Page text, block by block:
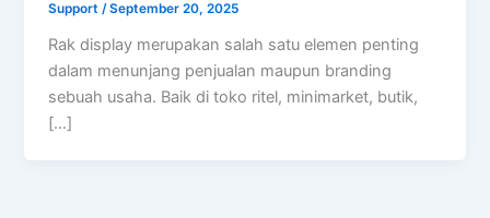
Support/September 20, 2025
Rak display merupakan salah satu elemen penting
dalam menunjang penjualan maupun branding
sebuah usaha. Baik di toko ritel, minimarket, butik,
[…]